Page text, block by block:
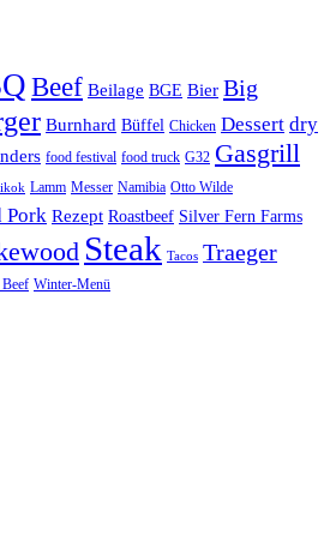
Beef Beilage BGE Bier Big
Burnhard Büffel Chicken Dessert dry
food festival food truck G32 Gasgrill
Lamm Messer Namibia Otto Wilde
Pork Rezept Roastbeef Silver Fern Farms
Steak Tacos Traeger
Winter-Menü